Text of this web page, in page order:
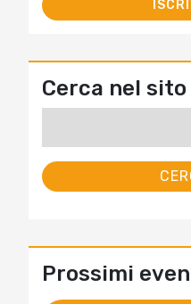
Cerca nel sito
Prossimi